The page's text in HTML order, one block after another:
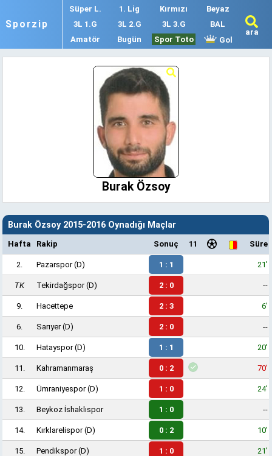
Sporzip
Süper L. 1. Lig Kırmızı
Beyaz
3L 1.G
3L 2.G 3L 3.G
BAL
Amatör
Bugün Spor Toto Gol
ara
Burak Özsoy
Burak Özsoy 2015-2016 Oynadığı Maçlar
Hafta Rakip Sonuç 11 Süre
2. Pazarspor(D) 1 : 1 21'
TK Tekirdağspor(D) 2 : 0 --
9. Hacettepe 2 : 3 6'
6. Sarıyer(D) 2 : 0 --
10. Hatayspor(D) 1 : 1 20'
11. Kahramanmaraş 0 : 2 70'
12. Ümraniyespor(D) 1 : 0 24'
13. Beykoz İshaklıspor 1 : 0 --
14. Kırklarelispor(D) 0 : 2 10'
15. Pendikspor(D) 1 : 0 21'